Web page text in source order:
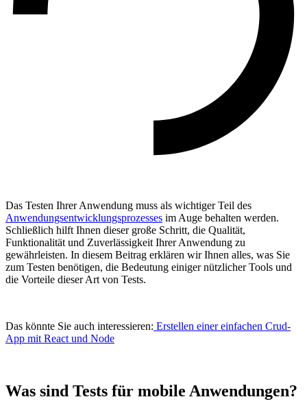
Das Testen Ihrer Anwendung muss als wichtiger Teil des
Anwendungsentwicklungsprozesses im Auge behalten werden.
Schließlich hilft Ihnen dieser große Schritt, die Qualität,
Funktionalität und Zuverlässigkeit Ihrer Anwendung zu
gewährleisten. In diesem Beitrag erklären wir Ihnen alles, was Sie
zum Testen benötigen, die Bedeutung einiger nützlicher Tools und
die Vorteile dieser Art von Tests.
Das könnte Sie auch interessieren: Erstellen einer einfachen Crud-
App mit React und Node
Was sind Tests für mobile Anwendungen?